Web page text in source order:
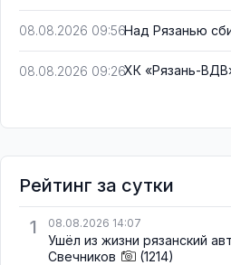
08.08.2026 09:56Над Рязанью
08.08.2026 09:26ХК «Рязань-
Рейтинг за сутки
1
08.08.2026 14:07
Ушёл из жизни рязанский
Свечников
(1214)